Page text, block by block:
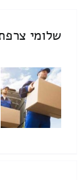
שלומי